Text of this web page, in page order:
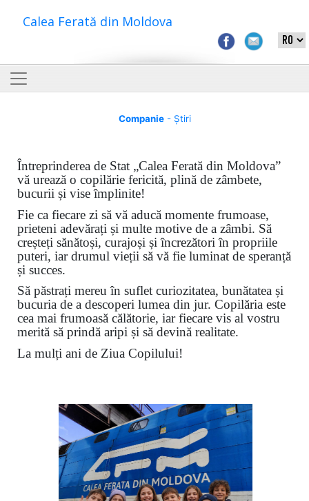
Calea Ferată din Moldova
Companie- Știri
Întreprinderea de Stat „Calea Ferată din Moldova”
vă urează o copilărie fericită, plină de zâmbete,
bucurii și vise împlinite!
Fie ca fiecare zi să vă aducă momente frumoase,
prieteni adevărați și multe motive de a zâmbi. Să
creșteți sănătoși, curajoși și încrezători în propriile
puteri, iar drumul vieții să vă fie luminat de speranță
și succes.
Să păstrați mereu în suflet curiozitatea, bunătatea și
bucuria de a descoperi lumea din jur. Copilăria este
cea mai frumoasă călătorie, iar fiecare vis al vostru
merită să prindă aripi și să devină realitate.
La mulți ani de Ziua Copilului!